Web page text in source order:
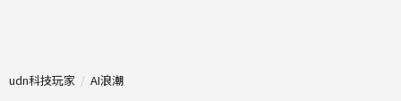
udn科技玩家 AI浪潮